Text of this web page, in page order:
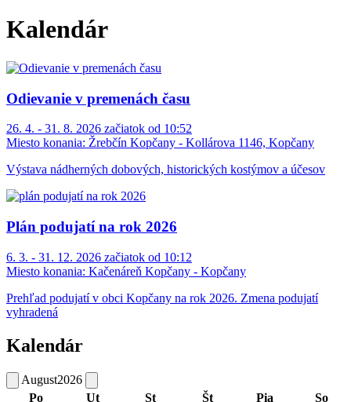
Kalendár
Odievanie v premenách času
26. 4. - 31. 8. 2026 začiatok od 10:52
Miesto konania: Žrebčín Kopčany - Kollárova 1146, Kopčany
Výstava nádherných dobových, historických kostýmov a účesov
Plán podujatí na rok 2026
6. 3. - 31. 12. 2026 začiatok od 10:12
Miesto konania: Kačenáreň Kopčany - Kopčany
Prehľad podujatí v obci Kopčany na rok 2026. Zmena podujatí
vyhradená
Kalendár
August2026
Po
Ut St Št Pia
So